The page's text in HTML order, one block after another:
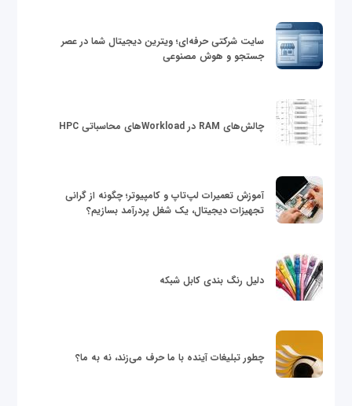
سایت شرکتی حرفه‌ای؛ ویترین دیجیتال شما در عصر
جستجو و هوش مصنوعی
چالش‌های RAM در Workloadهای محاسباتی HPC
آموزش تعمیرات لپ‌تاپ و کامپیوتر؛ چگونه از گرانی
تجهیزات دیجیتال، یک شغل پردرآمد بسازیم؟
دلیل رنگ بندی کابل شبکه
چطور تبلیغات آینده با ما حرف می‌زند، نه به ما؟